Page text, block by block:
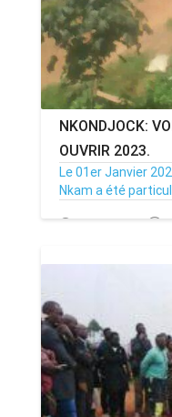
NKONDJOCK:
OUVRIR 2023.
Le 01er Janvier
Nkam a été
04/01/23